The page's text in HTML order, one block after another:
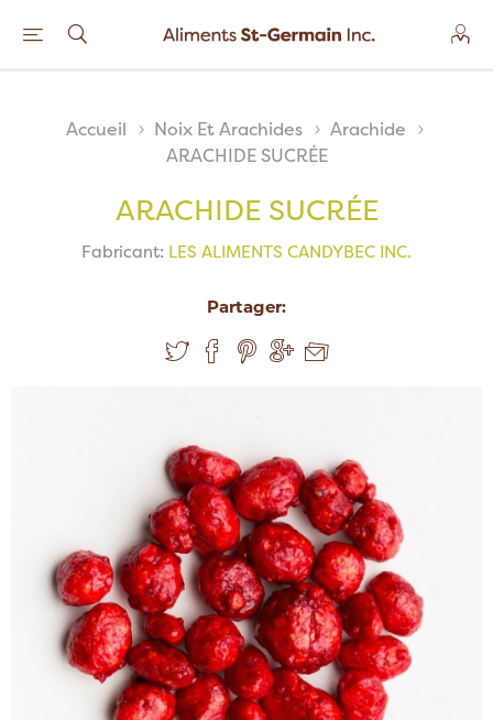
Accueil Noix Et Arachides
Arachide
ARACHIDE SUCRÉE
ARACHIDE SUCRÉE
Fabricant: LES ALIMENTS CANDYBEC INC.
Partager: